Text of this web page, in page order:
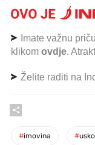
Imate važnu
klikom ovdje.
Želite raditi na
#imovina #